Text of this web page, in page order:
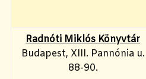
Radnóti Miklós Könyvtár
Budapest, XIII. Pannónia u.
88-90.